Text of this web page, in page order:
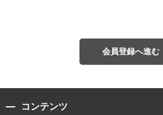
会員登録へ進む
コンテンツ